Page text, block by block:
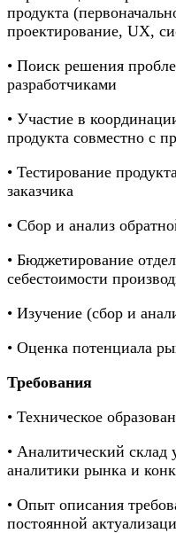
продукта
проектирование, UX,
• Поиск решения
разработчиками
• Участие в
продукта совместно с
• Тестирование
заказчика
• Сбор и анализ
• Бюджетирование
себестоимости
• Изучение (сбор и
• Оценка потенциала
Требования
• Техническое
• Аналитический склад
аналитики рынка и
• Опыт описания
постоянной